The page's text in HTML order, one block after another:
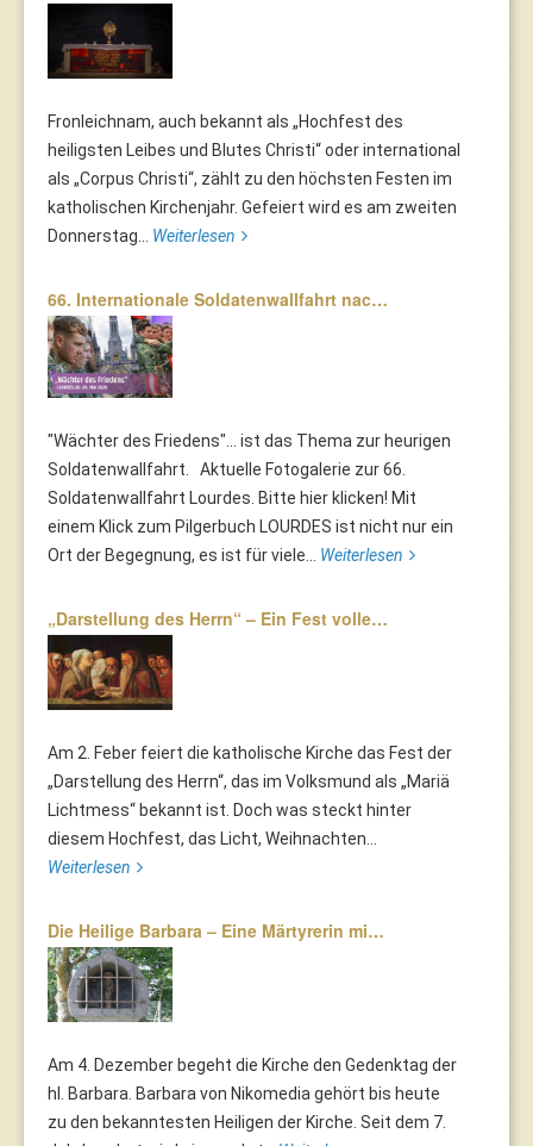
Fronleichnam, auch bekannt als „Hochfest des
heiligsten Leibes und Blutes Christi“ oder international
als „Corpus Christi“, zählt zu den höchsten Festen im
katholischen Kirchenjahr. Gefeiert wird es am zweiten
Donnerstag... Weiterlesen
66. Internationale Soldatenwallfahrt nac…
"Wächter des Friedens"... ist das Thema zur heurigen
Soldatenwallfahrt. Aktuelle Fotogalerie zur 66.
Soldatenwallfahrt Lourdes. Bitte hier klicken! Mit
einem Klick zum Pilgerbuch LOURDES ist nicht nur ein
Ort der Begegnung, es ist für viele... Weiterlesen
„Darstellung des Herrn“ – Ein Fest volle…
Am 2. Feber feiert die katholische Kirche das Fest der
„Darstellung des Herrn“, das im Volksmund als „Mariä
Lichtmess“ bekannt ist. Doch was steckt hinter
diesem Hochfest, das Licht, Weihnachten...
Weiterlesen
Die Heilige Barbara – Eine Märtyrerin mi…
Am 4. Dezember begeht die Kirche den Gedenktag der
hl. Barbara. Barbara von Nikomedia gehört bis heute
zu den bekanntesten Heiligen der Kirche. Seit dem 7.